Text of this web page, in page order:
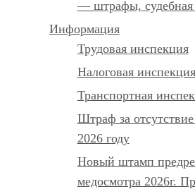
— штрафы, судебная
Информация
Трудовая инспекция
Налоговая инспекция
Транспортная
Штраф за
2026 году
Новый штамп
медосмотра 2026г.